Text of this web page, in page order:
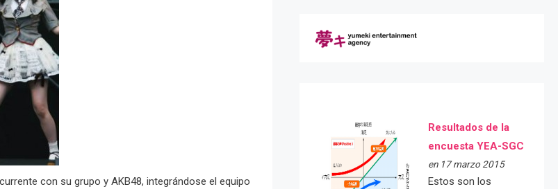
con su grupo y AKB48, integrándose el equipo
Resultados de la
encuesta YEA-SGC
en 17 marzo 2015
Estos son los